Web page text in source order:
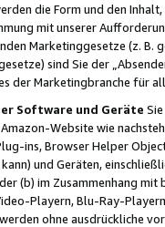
die Form und den
mit unserer
Marketinggesetze (z. B.
sind Sie der
der Marketingbranche für
Software und Geräte
Website wie
ins, Browser Helper
und Geräten,
(b) im Zusammenhang
Playern, Blu-Ray-
ohne ausdrückliche